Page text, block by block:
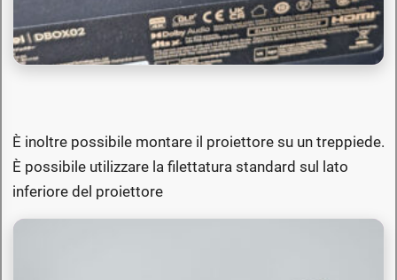
È inoltre possibile montare il proiettore su un treppiede.
È possibile utilizzare la filettatura standard sul lato
inferiore del proiettore